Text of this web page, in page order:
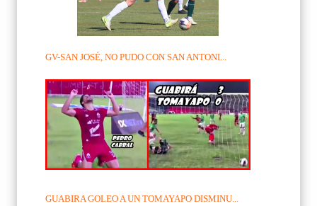
GV-SAN JOSÉ, NO PUDO CON SAN ANTONI...
GUABIRA GOLEO A UN TOMAYAPO DISMINU...